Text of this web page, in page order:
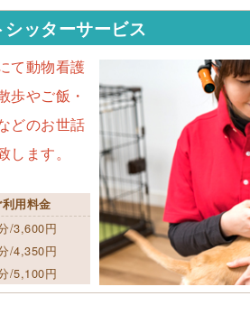
シッターサービス
て動物看護
歩やご飯・
どのお世話
します。
利用料金
/3,600円
/4,350円
/5,100円